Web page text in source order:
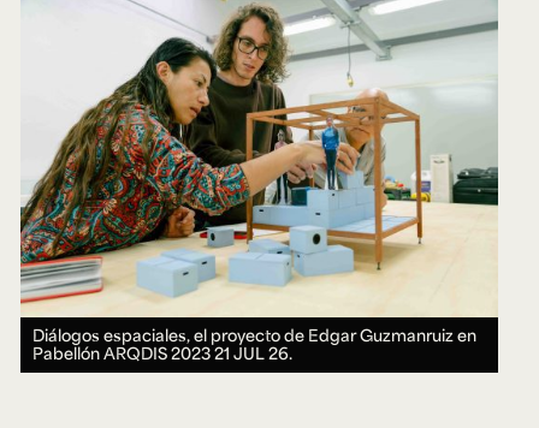
Diálogos espaciales, el proyecto de Edgar Guzmanruiz en
Pabellón ARQDIS 202321 JUL 26.